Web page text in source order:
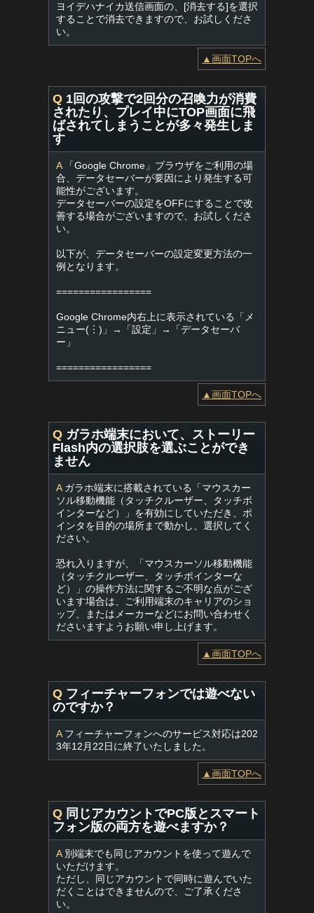
ヨイデハナイカ送信画面の、[消去する]を選択
することで消去できますので、お試しくださ
い。
▲画面TOPへ
Q 1回の攻撃で2回分の召喚力が消費
されたり、プレイ中にTOP画面に飛
ばされてしまうことが多々発生しま
す
A「Google Chrome」ブラウザをご利用の場
合、データセーバーが要因により発生する可
能性がございます。
データセーバーの設定をOFFにすることで改
善する場合がございますので、お試しくださ
い。
以下が、データセーバーの設定変更方法の一
例となります。
=================
Google Chrome内右上に表示されている「メ
ニュー(︙)」→「設定」→「データセーバ
ー」
=================
▲画面TOPへ
Q ガラホ端末において、ストーリー
Flash内の選択肢を選ぶことができ
ません
Aガラホ端末に搭載されている「マウスカー
ソル移動機能（タッチクルーザー、タッチポ
インターなど）」を有効にしていただき、ポ
インタを目的の場所まで動かし、選択してく
ださい。
恐れ入りますが、「マウスカーソル移動機能
（タッチクルーザー、タッチポインターな
ど）」の操作方法に関するご不明な点がござ
います場合は、ご利用端末のキャリアのショ
ップ、またはメーカーなどにお問い合わせく
ださいますようお願い申し上げます。
▲画面TOPへ
Q フィーチャーフォンでは遊べない
のですか？
Aフィーチャーフォンへのサービス対応は202
3年12月22日に終了いたしました。
▲画面TOPへ
Q 同じアカウントでPC版とスマート
フォン版の両方を遊べますか？
A別端末でも同じアカウントを使って遊んで
いただけます。
ただし、同じアカウントで同時に遊んでいた
だくことはできませんので、ご了承くださ
い。